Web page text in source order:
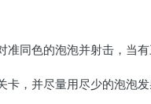
准同色的泡泡并射击，当
，并尽量用尽少的泡泡发